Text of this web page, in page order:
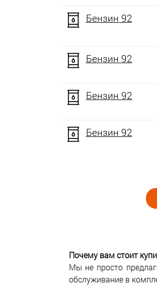
Бензин 92
Бензин 92
Бензин 92
Бензин 92
Почему вам стоит
Мы не просто
обслуживание в